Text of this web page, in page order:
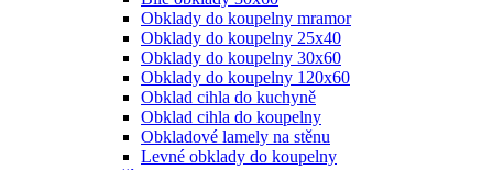
Obklady do koupelny mramor
Obklady do koupelny 25x40
Obklady do koupelny 30x60
Obklady do koupelny 120x60
Obklad cihla do kuchyně
Obklad cihla do koupelny
Obkladové lamely na stěnu
Levné obklady do koupelny